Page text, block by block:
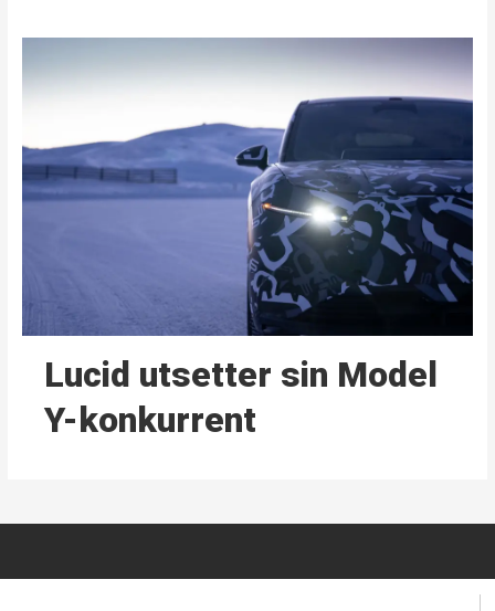
Lucid utsetter sin Model
Y-konkurrent